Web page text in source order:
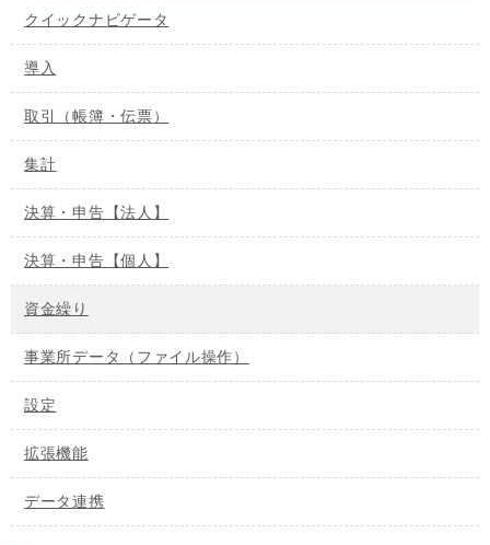
クイックナビゲータ
導入
取引（帳簿・伝票）
集計
決算・申告【法人】
決算・申告【個人】
資金繰り
事業所データ（ファイル操作）
設定
拡張機能
データ連携